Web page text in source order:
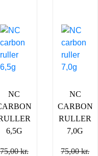
NC
6,5G
75,00kr.
NC
CARBON
RULLER
7,0G
75,00kr.